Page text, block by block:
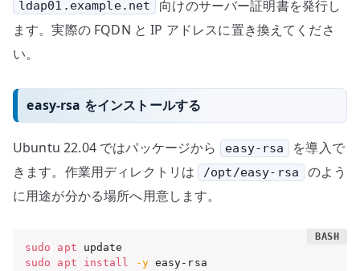
ldap01.example.net
向けのサーバー証明書を発行し
ます。実際の FQDN と IP アドレスに置き換えてくださ
い。
easy-rsa をインストールする
Ubuntu 22.04 ではパッケージから easy-rsa
を導入で
きます。作業用ディレクトリは
/opt/easy-rsa
のよう
に用途が分かる場所へ用意します。
sudo apt
sudo
apt install -y